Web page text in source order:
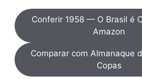
Conferir 1958 — O Brasil é
Amazon
Comparar com Almanaque
Copas